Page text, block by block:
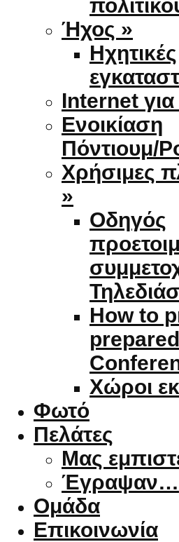
Ήχος »
Ηχητικές
Internet
Ενοικίαση
Πόντιουμ/
Χρήσιμες
»
Οδηγός
How to
Χώροι
Φωτό
Πελάτες
Μας
Έγραψαν…
Ομάδα
Επικοινωνία